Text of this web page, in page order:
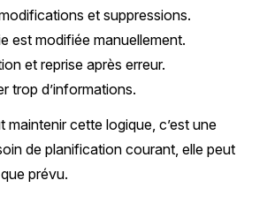
et suppressions.
est modifiée manuellement.
et reprise après erreur.
trop d’informations.
maintenir cette logique, c’est une
de planification courant, elle peut
prévu.